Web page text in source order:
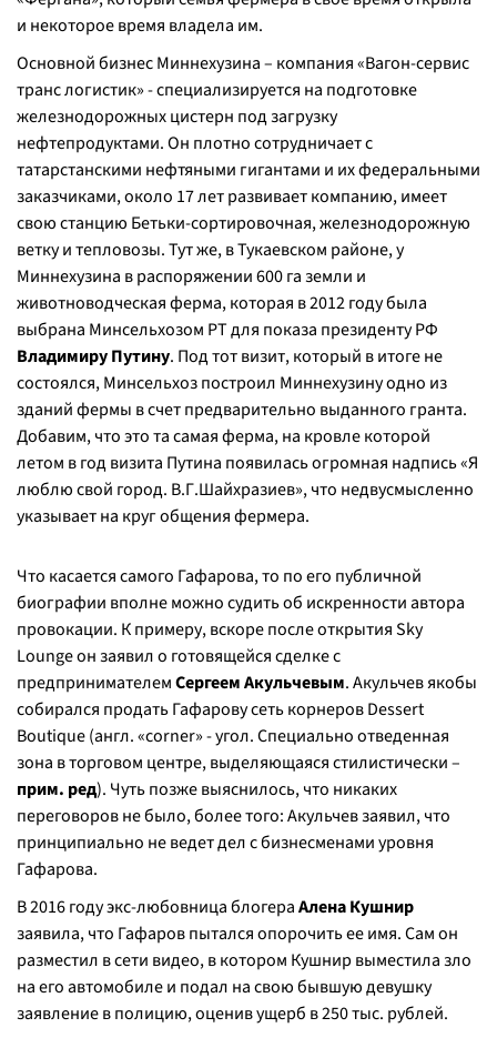
и некоторое время владела им.
Основной бизнес Миннехузина – компания «Вагон-сервис
транс логистик» - специализируется на подготовке
железнодорожных цистерн под загрузку
нефтепродуктами. Он плотно сотрудничает с
татарстанскими нефтяными гигантами и их федеральными
заказчиками, около 17 лет развивает компанию, имеет
свою станцию Бетьки-сортировочная, железнодорожную
ветку и тепловозы. Тут же, в Тукаевском районе, у
Миннехузина в распоряжении 600 га земли и
животноводческая ферма, которая в 2012 году была
выбрана Минсельхозом РТ для показа президенту РФ
Владимиру Путину. Под тот визит, который в итоге не
состоялся, Минсельхоз построил Миннехузину одно из
зданий фермы в счет предварительно выданного гранта.
Добавим, что это та самая ферма, на кровле которой
летом в год визита Путина появилась огромная надпись «Я
люблю свой город. В.Г.Шайхразиев», что недвусмысленно
указывает на круг общения фермера.
Что касается самого Гафарова, то по его публичной
биографии вполне можно судить об искренности автора
провокации. К примеру, вскоре после открытия Sky
Lounge он заявил о готовящейся сделке с
предпринимателемСергеем Акульчевым. Акульчев якобы
собирался продать Гафарову сеть корнеров Dessert
Boutique (англ. «corner» - угол. Специально отведенная
зона в торговом центре, выделяющаяся стилистически –
прим. ред). Чуть позже выяснилось, что никаких
переговоров не было, более того: Акульчев заявил, что
принципиально не ведет дел с бизнесменами уровня
Гафарова.
В 2016 году экс-любовница блогераАлена Кушнир
заявила, что Гафаров пытался опорочить ее имя. Сам он
разместил в сети видео, в котором Кушнир выместила зло
на его автомобиле и подал на свою бывшую девушку
заявление в полицию, оценив ущерб в 250 тыс. рублей.